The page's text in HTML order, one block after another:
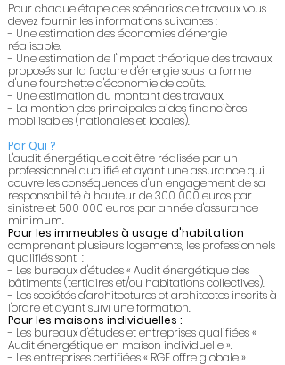
Pour chaque étape des scénarios de travaux vous
devez fournir les informations suivantes :
- Une estimation des économies d'énergie
réalisable.
- Une estimation de l'impact théorique des travaux
proposés sur la facture d'énergie sous la forme
d'une fourchette d'économie de coûts.
- Une estimation du montant des travaux.
- La mention des principales aides financières
mobilisables (nationales et locales).
Par Qui ?
L'audit énergétique doit être réalisée par un
professionnel qualifié et ayant une assurance qui
couvre les conséquences d'un engagement de sa
responsabilité à hauteur de 300 000 euros par
sinistre et 500 000 euros par année d'assurance
minimum.
Pour les immeubles à usage d'habitation
comprenant plusieurs logements, les professionnels
qualifiés sont :
- Les bureaux d'études « Audit énergétique des
bâtiments (tertiaires et/ou habitations collectives).
- Les sociétés d'architectures et architectes inscrits à
l'ordre et ayant suivi une formation.
Pour les maisons individuelles :
- Les bureaux d'études et entreprises qualifiées «
Audit énergétique en maison individuelle ».
- Les entreprises certifiées « RGE offre globale ».